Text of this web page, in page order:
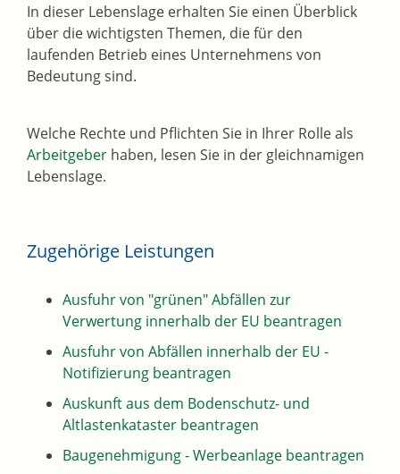
In dieser Lebenslage erhalten Sie einen Überblick
über die wichtigsten Themen, die für den
laufenden Betrieb eines Unternehmens von
Bedeutung sind.
Welche Rechte und Pflichten Sie in Ihrer Rolle als
Arbeitgeber haben, lesen Sie in der gleichnamigen
Lebenslage.
Zugehörige Leistungen
Ausfuhr von "grünen" Abfällen zur
Verwertung innerhalb der EU beantragen
Ausfuhr von Abfällen innerhalb der EU -
Notifizierung beantragen
Auskunft aus dem Bodenschutz- und
Altlastenkataster beantragen
Baugenehmigung - Werbeanlage beantragen